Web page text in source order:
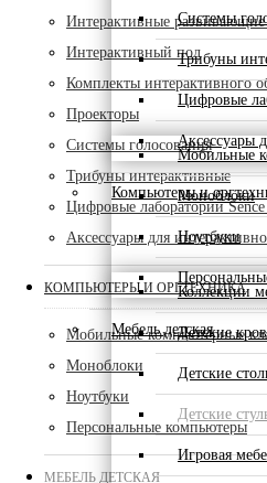
Системы
Трибуны
Цифровые
Аксессуары
Компьютеры и
Мобильные
Моноблоки
Ноутбуки
Мебель детская
Коллекции
Детские
Детские
Детские
Игровая
Интерактивные развивающие
Интерактивный пол
Комплекты интерактивного
Проекторы
Системы голосования
Трибуны интерактивные
Цифровые лаборатории
Аксессуары для
КОМПЬЮТЕРЫ И ОРГТЕХНИКА
Мобильные компьютерные
Моноблоки
Ноутбуки
Персональные компьютеры
МЕБЕЛЬ ДЕТСКАЯ